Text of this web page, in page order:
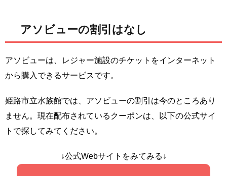
アソビューの割引はなし
アソビューは、レジャー施設のチケットをインターネット
から購入できるサービスです。
姫路市立水族館では、アソビューの割引は今のところあり
ません。現在配布されているクーポンは、以下の公式サイ
トで探してみてください。
↓公式Webサイトをみてみる↓